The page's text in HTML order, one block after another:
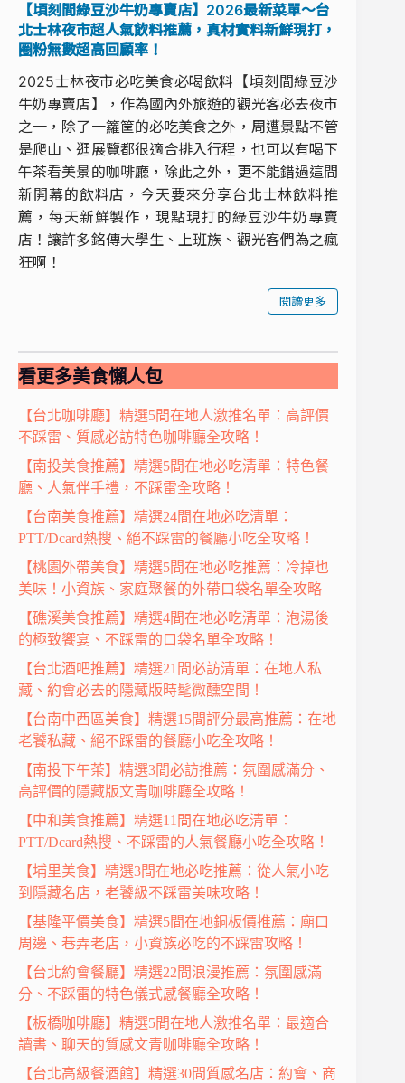
【頃刻間綠豆沙牛奶專賣店】2026最新菜單～台
北士林夜市超人氣飲料推薦，真材實料新鮮現打，
圈粉無數超高回顧率！
2025士林夜市必吃美食必喝飲料【頃刻間綠豆沙
牛奶專賣店】，作為國內外旅遊的觀光客必去夜市
之一，除了一籮筐的必吃美食之外，周遭景點不管
是爬山、逛展覽都很適合排入行程，也可以有喝下
午茶看美景的咖啡廳，除此之外，更不能錯過這間
新開幕的飲料店，今天要來分享台北士林飲料推
薦，每天新鮮製作，現點現打的綠豆沙牛奶專賣
店！讓許多銘傳大學生、上班族、觀光客們為之瘋
狂啊！
閱讀更多
看更多美食懶人包
【台北咖啡廳】精選5間在地人激推名單：高評價
不踩雷、質感必訪特色咖啡廳全攻略！
【南投美食推薦】精選5間在地必吃清單：特色餐
廳、人氣伴手禮，不踩雷全攻略！
【台南美食推薦】精選24間在地必吃清單：
PTT/Dcard熱搜、絕不踩雷的餐廳小吃全攻略！
【桃園外帶美食】精選5間在地必吃推薦：冷掉也
美味！小資族、家庭聚餐的外帶口袋名單全攻略
【礁溪美食推薦】精選4間在地必吃清單：泡湯後
的極致饗宴、不踩雷的口袋名單全攻略！
【台北酒吧推薦】精選21間必訪清單：在地人私
藏、約會必去的隱藏版時髦微醺空間！
【台南中西區美食】精選15間評分最高推薦：在地
老饕私藏、絕不踩雷的餐廳小吃全攻略！
【南投下午茶】精選3間必訪推薦：氛圍感滿分、
高評價的隱藏版文青咖啡廳全攻略！
【中和美食推薦】精選11間在地必吃清單：
PTT/Dcard熱搜、不踩雷的人氣餐廳小吃全攻略！
【埔里美食】精選3間在地必吃推薦：從人氣小吃
到隱藏名店，老饕級不踩雷美味攻略！
【基隆平價美食】精選5間在地銅板價推薦：廟口
周邊、巷弄老店，小資族必吃的不踩雷攻略！
【台北約會餐廳】精選22間浪漫推薦：氛圍感滿
分、不踩雷的特色儀式感餐廳全攻略！
【板橋咖啡廳】精選5間在地人激推名單：最適合
讀書、聊天的質感文青咖啡廳全攻略！
【台北高級餐酒館】精選30間質感名店：約會、商